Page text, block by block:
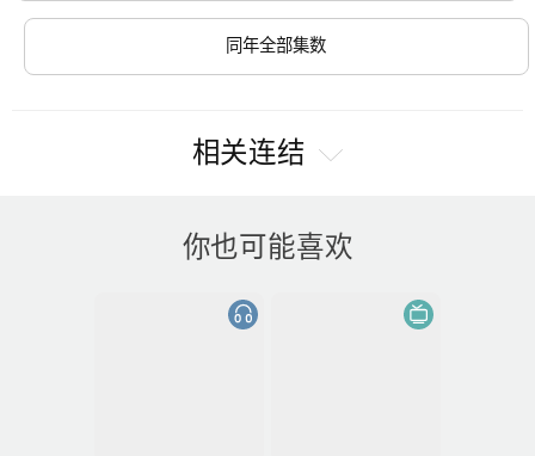
同年全部集数
相关连结
你也可能喜欢